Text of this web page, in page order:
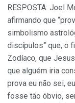
RESPOSTA: Joel
afirmando que
simbolismo
discípulos” que, o
Zodíaco, que
que alguém iria
prova eu não sei,
fosse tão óbvio,